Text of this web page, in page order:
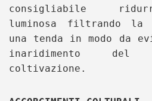
consigliabile
luminosa filtrando la
una tenda in modo da
inaridimento
coltivazione.